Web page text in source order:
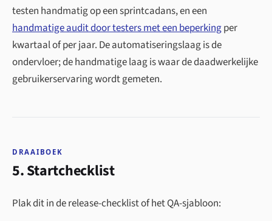
testen handmatig op een sprintcadans, en een
handmatige audit door testers met een beperkingper
kwartaal of per jaar. De automatiseringslaag is de
ondervloer; de handmatige laag is waar de daadwerkelijke
gebruikerservaring wordt gemeten.
DRAAIBOEK
5. Startchecklist
Plak dit in de release-checklist of het QA-sjabloon: